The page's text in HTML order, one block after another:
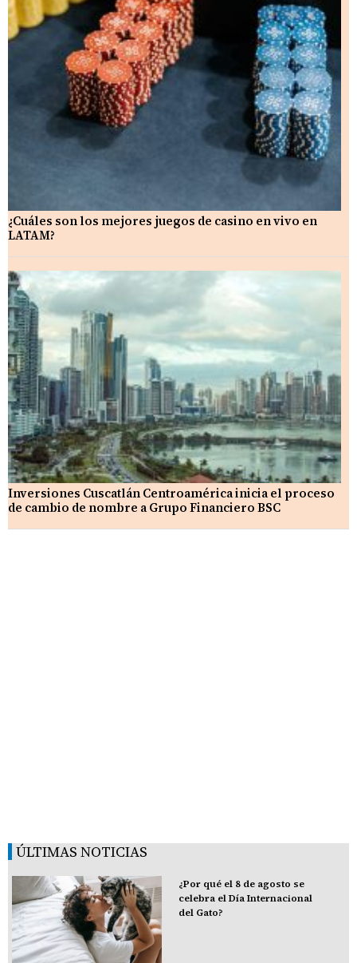
¿Cuáles son los mejores juegos de casino en vivo en
LATAM?
Inversiones Cuscatlán Centroamérica inicia el proceso
de cambio de nombre a Grupo Financiero BSC
ÚLTIMAS NOTICIAS
¿Por qué el 8 de agosto se
celebra el Día Internacional
del Gato?